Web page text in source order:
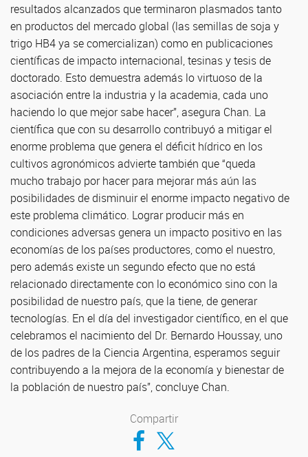
resultados alcanzados que terminaron plasmados tanto
en productos del mercado global (las semillas de soja y
trigo HB4 ya se comercializan) como en publicaciones
científicas de impacto internacional, tesinas y tesis de
doctorado. Esto demuestra además lo virtuoso de la
asociación entre la industria y la academia, cada uno
haciendo lo que mejor sabe hacer”, asegura Chan. La
científica que con su desarrollo contribuyó a mitigar el
enorme problema que genera el déficit hídrico en los
cultivos agronómicos advierte también que “queda
mucho trabajo por hacer para mejorar más aún las
posibilidades de disminuir el enorme impacto negativo de
este problema climático. Lograr producir más en
condiciones adversas genera un impacto positivo en las
economías de los países productores, como el nuestro,
pero además existe un segundo efecto que no está
relacionado directamente con lo económico sino con la
posibilidad de nuestro país, que la tiene, de generar
tecnologías. En el día del investigador científico, en el que
celebramos el nacimiento del Dr. Bernardo Houssay, uno
de los padres de la Ciencia Argentina, esperamos seguir
contribuyendo a la mejora de la economía y bienestar de
la población de nuestro país”, concluye Chan.
Compartir
Compartir en Facebook
Compartir en Twitter